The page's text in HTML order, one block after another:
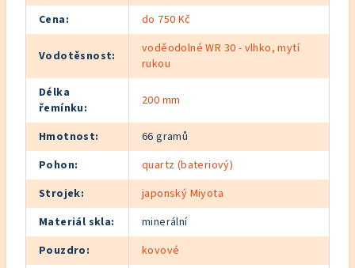
Cena: do 750 Kč
Vodotěsnost:
voděodolné WR 30 - vlhko, mytí
rukou
Délka
řemínku: 200 mm
Hmotnost:
66 gramů
Pohon:
quartz (bateriový)
Strojek:
japonský Miyota
Materiál skla:
minerální
Pouzdro:
kovové